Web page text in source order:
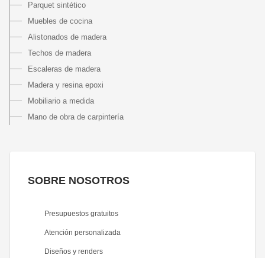
Parquet sintético
Muebles de cocina
Alistonados de madera
Techos de madera
Escaleras de madera
Madera y resina epoxi
Mobiliario a medida
Mano de obra de carpintería
SOBRE NOSOTROS
Presupuestos gratuitos
Atención personalizada
Diseños y renders